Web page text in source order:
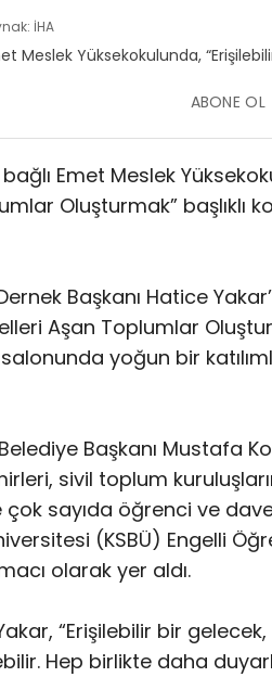
İHA
ABONE OL
Emet Meslek
Oluşturmak” başlıklı
Başkanı Hatice
Aşan Toplumlar
yoğun bir
Başkanı Mustafa
sivil toplum
sayıda öğrenci ve
(KSBÜ) Engelli
olarak yer aldı.
“Erişilebilir bir
Hep birlikte daha